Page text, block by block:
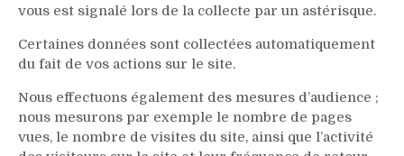
vous est signalé lors de la collecte par un astérisque.
Certaines données sont collectées automatiquement
du fait de vos actions sur le site.
Nous effectuons également des mesures d’audience ;
nous mesurons par exemple le nombre de pages
vues, le nombre de visites du site, ainsi que l’activité